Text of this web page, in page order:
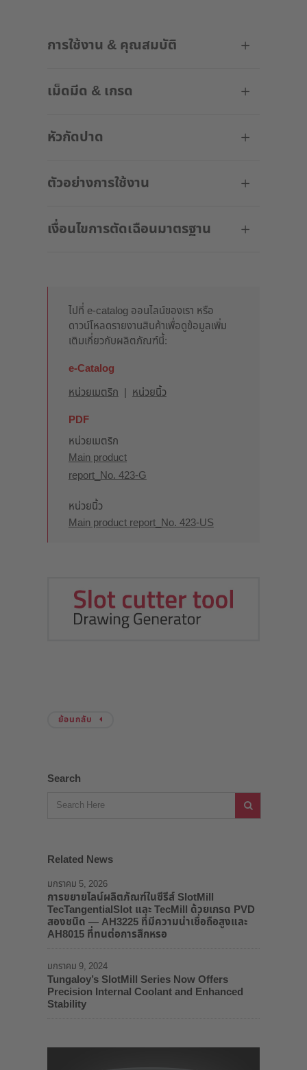
การใช้งาน & คุณสมบัติ
เม็ดมีด & เกรด
หัวกัดปาด
ตัวอย่างการใช้งาน
เงื่อนไขการตัดเฉือนมาตรฐาน
ไปที่ e-catalog ออนไลน์ของเรา หรือ
ดาวน์โหลดรายงานสินค้าเพื่อดูข้อมูลเพิ่ม
เติมเกี่ยวกับผลิตภัณฑ์นี้:
e-Catalog
หน่วยเมตริก| หน่วยนิ้ว
PDF
หน่วยเมตริก
Main product
report_No. 423-G
หน่วยนิ้ว
Main product report_No. 423-US
ย้อนกลับ
Search
Related News
มกราคม 5, 2026
การขยายไลน์ผลิตภัณฑ์ในซีรีส์ SlotMill
TecTangentialSlot และ TecMill ด้วยเกรด PVD
สองชนิด — AH3225 ที่มีความน่าเชื่อถือสูงและ
AH8015 ที่ทนต่อการสึกหรอ
มกราคม 9, 2024
Tungaloy’s SlotMill Series Now Offers
Precision Internal Coolant and Enhanced
Stability